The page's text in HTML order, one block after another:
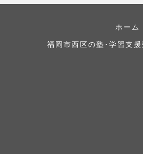
ホーム
福岡市西区の塾･学習支